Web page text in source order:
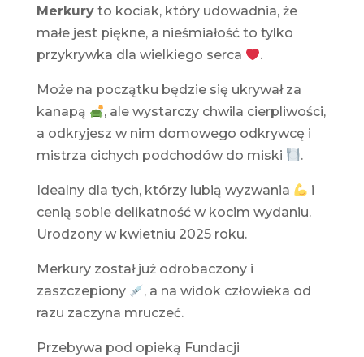
Merkuryto kociak, który udowadnia, że
małe jest piękne, a nieśmiałość to tylko
przykrywka dla wielkiego serca
.
Może na początku będzie się ukrywał za
kanapą
, ale wystarczy chwila cierpliwości,
a odkryjesz w nim domowego odkrywcę i
mistrza cichych podchodów do miski
.
Idealny dla tych, którzy lubią wyzwania
i
cenią sobie delikatność w kocim wydaniu.
Urodzony w kwietniu 2025 roku.
Merkury został już odrobaczony i
zaszczepiony
, a na widok człowieka od
razu zaczyna mruczeć.
Przebywa pod opieką Fundacji